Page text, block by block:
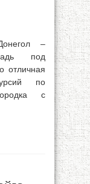
–
под
отличная
по
с